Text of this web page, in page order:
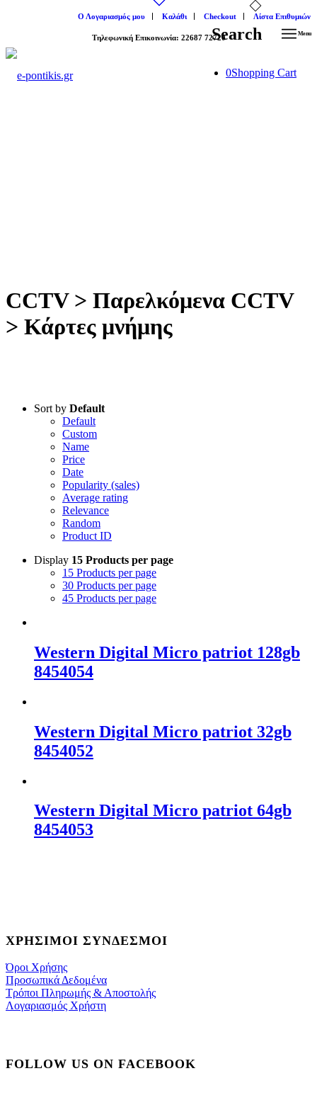
Ο Λογαριασμός μου Καλάθι Checkout Λίστα Επιθυμιών
Tηλεφωνική Επικοινωνία: 22687 72720Search Menu
0Shopping Cart
CCTV > Παρελκόμενα CCTV
> Κάρτες μνήμης
Sort by Default
Default
Custom
Name
Price
Date
Popularity (sales)
Average rating
Relevance
Random
Product ID
Display 15 Products per page
15 Products per page
30 Products per page
45 Products per page
Western Digital Micro patriot 128gb
8454054
Western Digital Micro patriot 32gb
8454052
Western Digital Micro patriot 64gb
8454053
ΧΡΉΣΙΜΟΙ ΣΎΝΔΕΣΜΟΙ
Όροι Χρήσης
Προσωπικά Δεδομένα
Τρόποι Πληρωμής & Αποστολής
Λογαριασμός Χρήστη
FOLLOW US ON FACEBOOK